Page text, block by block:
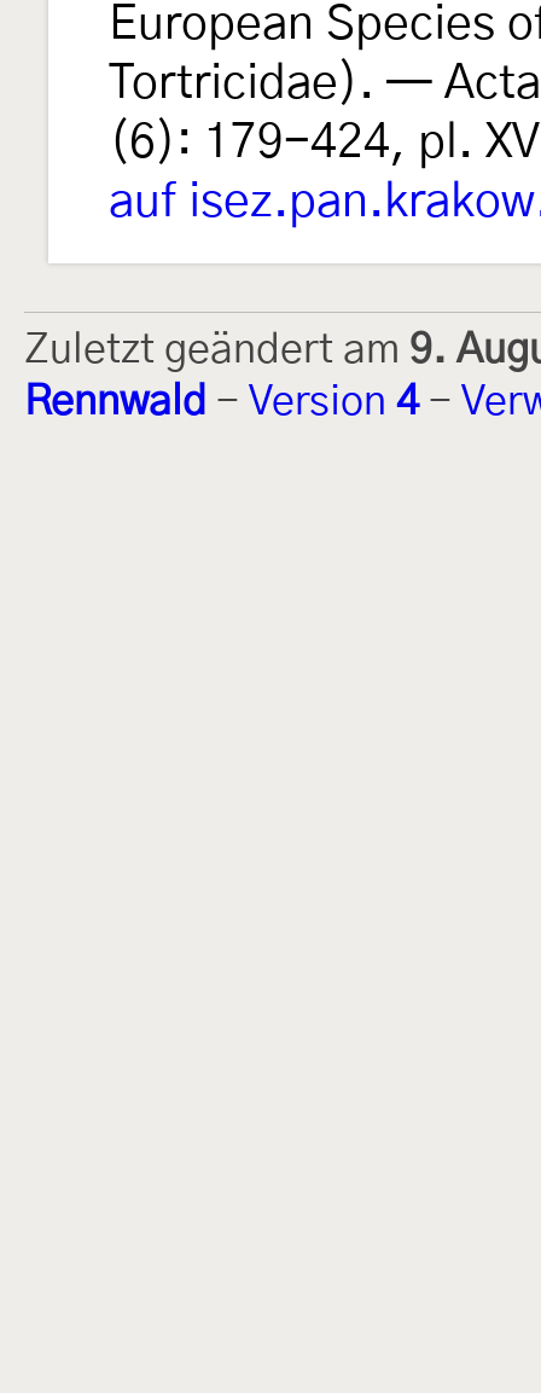
European Species
Tortricidae). —
(6): 179-424, pl.
auf
Zuletzt geändert am 9.
Rennwald - Version 4-